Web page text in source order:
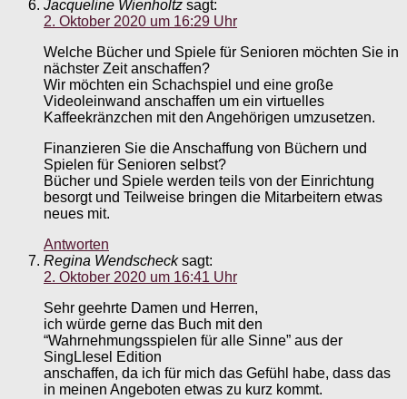
Jacqueline Wienholtz sagt:
2. Oktober 2020 um 16:29 Uhr
Welche Bücher und Spiele für Senioren möchten Sie in
nächster Zeit anschaffen?
Wir möchten ein Schachspiel und eine große
Videoleinwand anschaffen um ein virtuelles
Kaffeekränzchen mit den Angehörigen umzusetzen.
Finanzieren Sie die Anschaffung von Büchern und
Spielen für Senioren selbst?
Bücher und Spiele werden teils von der Einrichtung
besorgt und Teilweise bringen die Mitarbeitern etwas
neues mit.
Antworten
Regina Wendscheck sagt:
2. Oktober 2020 um 16:41 Uhr
Sehr geehrte Damen und Herren,
ich würde gerne das Buch mit den
“Wahrnehmungsspielen für alle Sinne” aus der
SingLIesel Edition
anschaffen, da ich für mich das Gefühl habe, dass das
in meinen Angeboten etwas zu kurz kommt.